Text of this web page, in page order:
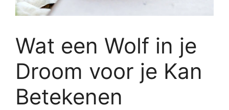
Wat een Wolf in je
Droom voor je Kan
Betekenen